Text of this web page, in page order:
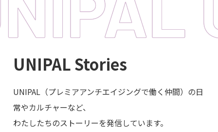
UNIPAL Stories
UNIPAL（プレミアアンチエイジングで働く仲間）の日
常やカルチャーなど、
わたしたちのストーリーを発信しています。